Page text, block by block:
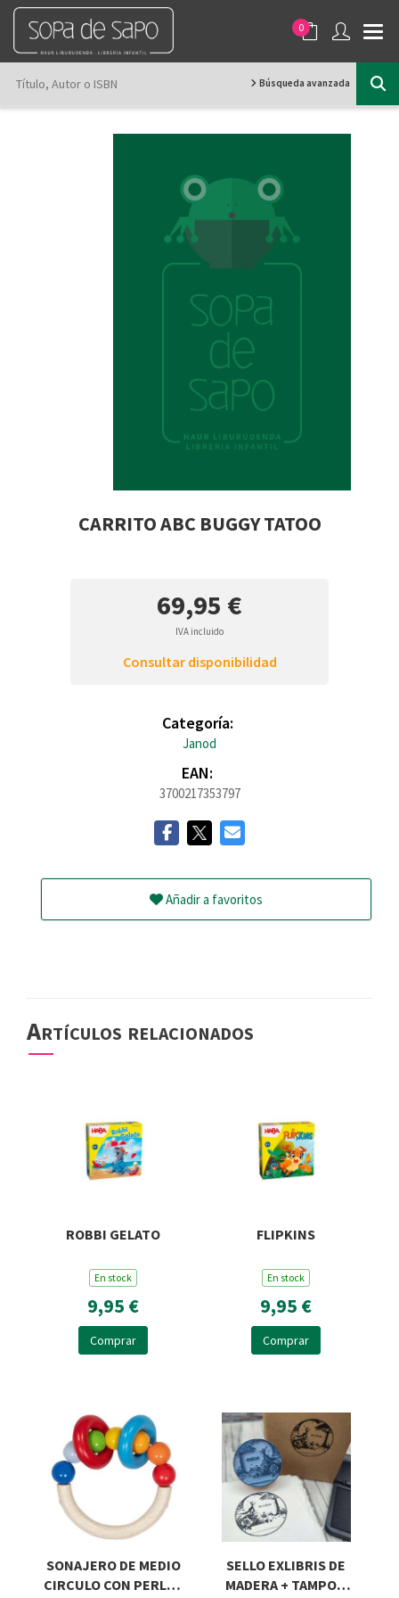
0
Búsqueda avanzada
CARRITO ABC BUGGY TATOO
69,95 €
IVA incluido
Consultar disponibilidad
Categoría:
Janod
EAN:
3700217353797
Añadir a favoritos
Artículos relacionados
ROBBI GELATO
En stock
9,95 €
Comprar
FLIPKINS
En stock
9,95 €
Comprar
SONAJERO DE MEDIO
CIRCULO CON PERLAS
SELLO EXLIBRIS DE
MADERA + TAMPON